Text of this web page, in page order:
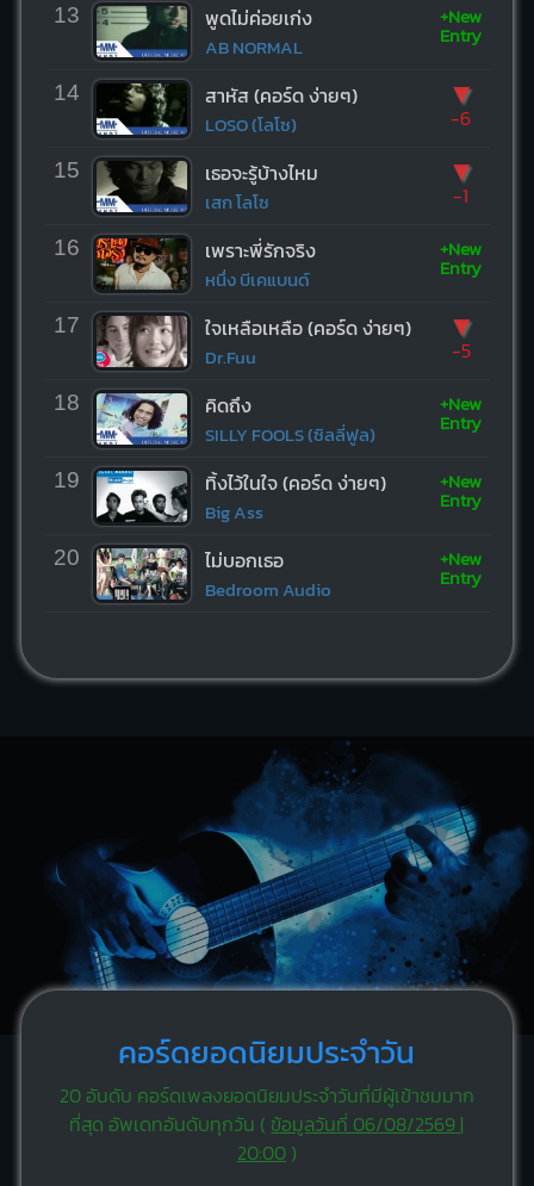
13 พูดไม่ค่อยเก่ง
AB NORMAL
+New
Entry
14 สาหัส (คอร์ด ง่ายๆ)
LOSO (โลโซ)
▼
-6
15 เธอจะรู้บ้างไหม
เสก โลโซ
▼
-1
16 เพราะพี่รักจริง
หนึ่ง บีเคแบนด์
+New
Entry
17 ใจเหลือเหลือ (คอร์ด ง่ายๆ)
Dr.Fuu
▼
-5
18 คิดถึง
SILLY FOOLS (ซิลลี่ฟูล)
+New
Entry
19 ทิ้งไว้ในใจ (คอร์ด ง่ายๆ)
Big Ass
+New
Entry
20 ไม่บอกเธอ
Bedroom Audio
+New
Entry
คอร์ดยอดนิยมประจำวัน
20 อันดับ คอร์ดเพลงยอดนิยมประจำวันที่มีผู้เข้าชมมาก
ที่สุด อัพเดทอันดับทุกวัน ( ข้อมูลวันที่ 06/08/2569 |
20:00)